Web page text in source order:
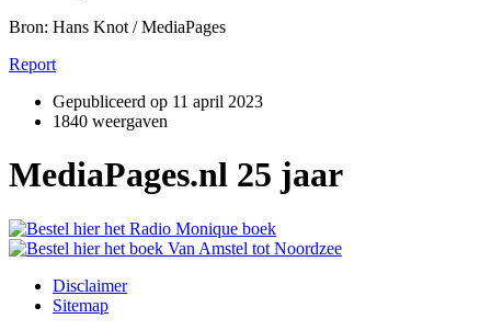
Bron: Hans Knot / MediaPages
Report
Gepubliceerd op 11 april 2023
1840 weergaven
MediaPages.nl 25 jaar
Disclaimer
Sitemap